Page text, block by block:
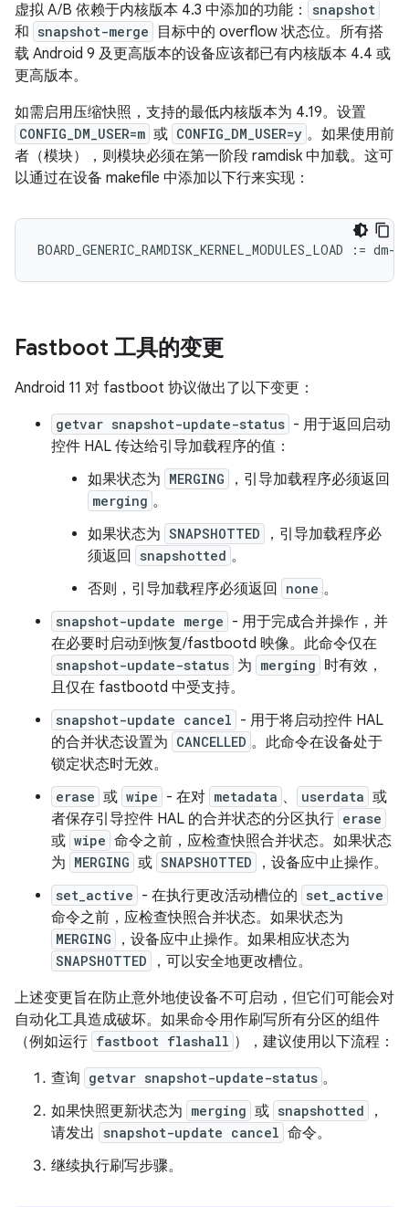
虚拟 A/B 依赖于内核版本 4.3 中添加的功能：
snapshot
和 snapshot-merge 目标中的 overflow 状态位。 所有搭
载 Android 9 及更高版本的设备应该都已有内核版本 4.4 或
更高版本。
如需启用压缩快照，支持的最低内核版本为 4.19。设置
CONFIG_DM_USER=m 或 CONFIG_DM_USER=y 。如果使用前
者（模块），则模块必须在第一阶段 ramdisk 中加载。这可
以通过在设备 makefile 中添加以下行来实现：
BOARD_GENERIC_RAMDISK_KERNEL_MODULES_LOAD := dm-
Fastboot 工具的变更
Android 11 对 fastboot 协议做出了以下变更：
getvar snapshot-update-status - 用于返回启动
控件 HAL 传达给引导加载程序的值：
如果状态为 MERGING ，引导加载程序必须返回
merging 。
如果状态为 SNAPSHOTTED
，引导加载程序必
须返回
snapshotted 。
否则，引导加载程序必须返回
none 。
snapshot-update merge - 用于完成合并操作，并
在必要时启动到恢复/fastbootd 映像。此命令仅在
snapshot-update-status 为 merging 时有效，
且仅在 fastbootd 中受支持。
snapshot-update cancel - 用于将启动控件 HAL
的合并状态设置为 CANCELLED 。此命令在设备处于
锁定状态时无效。
erase 或 wipe - 在对 metadata 、 userdata 或
者保存引导控件 HAL 的合并状态的分区执行 erase
或 wipe 命令之前，应检查快照合并状态。如果状态
为 MERGING 或 SNAPSHOTTED ，设备应中止操作。
set_active - 在执行更改活动槽位的 set_active
命令之前，应检查快照合并状态。如果状态为
MERGING ，设备应中止操作。如果相应状态为
SNAPSHOTTED
，可以安全地更改槽位。
上述变更旨在防止意外地使设备不可启动，但它们可能会对
自动化工具造成破坏。如果命令用作刷写所有分区的组件
（例如运行 fastboot flashall ），建议使用以下流程：
查询 getvar snapshot-update-status 。
如果快照更新状态为 merging 或 snapshotted
，
请发出
snapshot-update cancel 命令。
继续执行刷写步骤。